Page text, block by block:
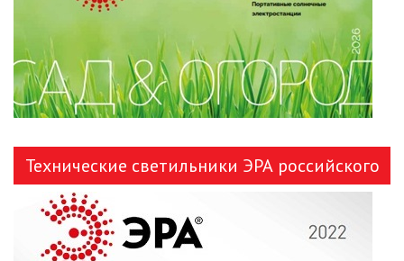
ЛЮСТРЫ
МОДУЛЬНЫЕ СИСТЕМЫ
ОСВЕЩЕНИЯ (LED МОДУЛИ)
НАСТОЛЬНЫЕ СВЕТИЛЬНИКИ
НИЗКОВОЛЬТНОЕ
ОБОРУДОВАНИЕ
НОВОГОДНЕЕ ОСВЕЩЕНИЕ
Технические светильники ЭРА российского